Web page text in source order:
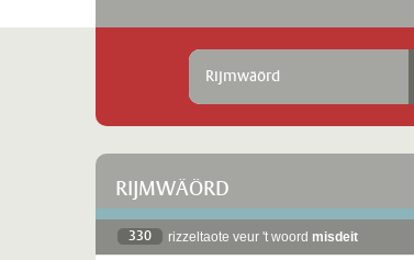
Rijmwäörd
RIJMWÄÖRD
330 rizzeltaote veur 't woord misdeit